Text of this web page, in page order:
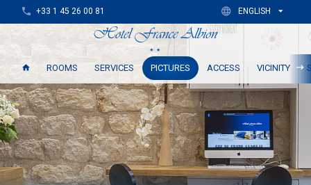
ROOMS SERVICES PICTURES ACCESS VICINITY
+33 1 45 26 00 81 ENGLISH